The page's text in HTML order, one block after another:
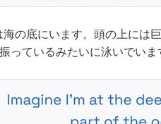
の底にいます。頭の上には
っているみたいに泳いでい